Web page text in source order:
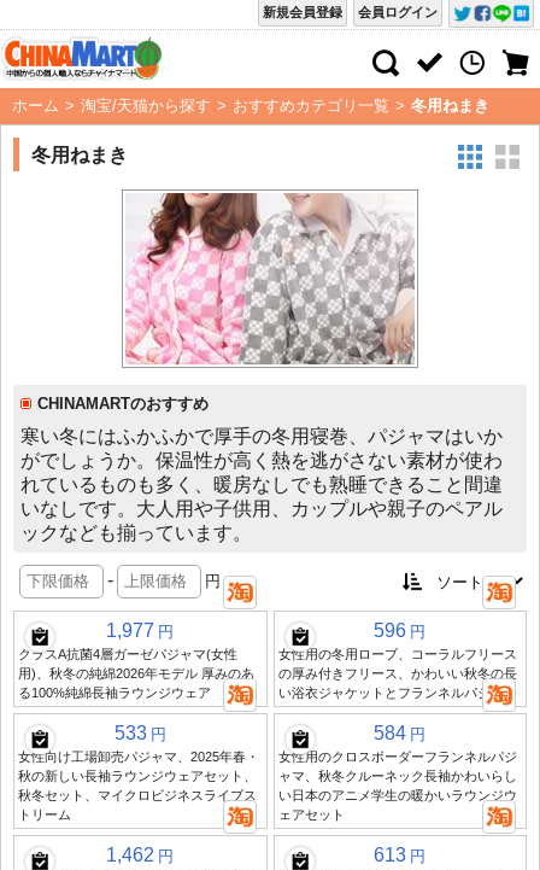
会員ログイン
新規会員登録
ホーム > 淘宝/天猫から探す > おすすめカテゴリ一覧 > 冬用ねまき
冬用ねまき
CHINAMARTのおすすめ
寒い冬にはふかふかで厚手の冬用寝巻、パジャマはいか
がでしょうか。保温性が高く熱を逃がさない素材が使わ
れているものも多く、暖房なしでも熟睡できること間違
いなしです。大人用や子供用、カップルや親子のペアル
ックなども揃っています。
- 円
1,977 円
クラスA抗菌4層ガーゼパジャマ(女性
用)、秋冬の純綿2026年モデル 厚みのあ
る100%純綿長袖ラウンジウェア
596 円
女性用の冬用ローブ、コーラルフリース
の厚み付きフリース、かわいい秋冬の長
い浴衣ジャケットとフランネルパジャマ
533 円
女性向け工場卸売パジャマ、2025年春・
秋の新しい長袖ラウンジウェアセット、
秋冬セット、マイクロビジネスライブス
トリーム
584 円
女性用のクロスボーダーフランネルパジ
ャマ、秋冬クルーネック長袖かわいらし
い日本のアニメ学生の暖かいラウンジウ
ェアセット
1,462 円 613 円